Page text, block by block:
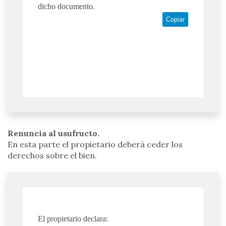
dicho documento.
Copiar
Renuncia al usufructo.
En esta parte el propietario deberá ceder los
derechos sobre el bien.
El propietario declara: